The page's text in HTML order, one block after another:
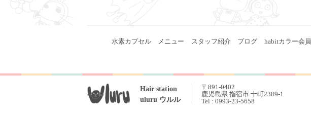
水素カプセル メニュー スタッフ紹介 ブログ habitカラー会員
Hair station
uluru ウルル
〒891-0402
鹿児島県 指宿市 十町2389-1
Tel : 0993-23-5658